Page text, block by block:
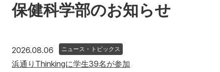
教員メッセージ
施設紹介
保健科学部のお知らせ
2026.08.06 2026年8月6日
ニュース・トピックス
浜通りThinkingに学生39名が参加